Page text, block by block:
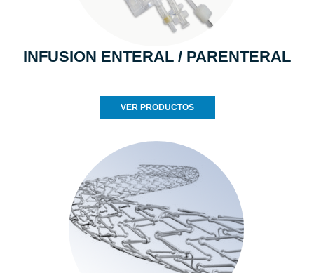
INFUSION ENTERAL / PARENTERAL
VER PRODUCTOS